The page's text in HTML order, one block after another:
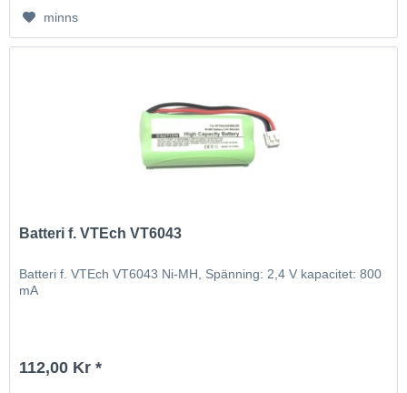
minns
Batteri f. VTEch VT6043
Batteri f. VTEch VT6043 Ni-MH, Spänning: 2,4 V kapacitet: 800
mA
112,00 Kr *